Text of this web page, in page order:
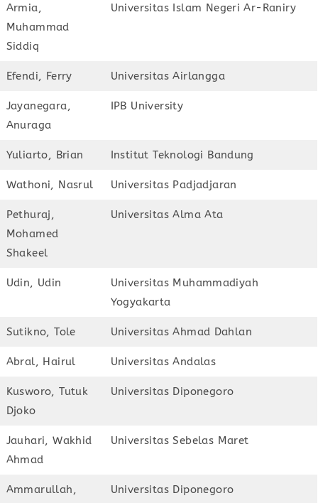
Armia,
Muhammad
Siddiq
Universitas Islam Negeri Ar-Raniry
Efendi, Ferry Universitas Airlangga
Jayanegara,
Anuraga
IPB University
Yuliarto, Brian Institut Teknologi Bandung
Wathoni, Nasrul Universitas Padjadjaran
Pethuraj,
Mohamed
Shakeel
Universitas Alma Ata
Udin, Udin
Universitas Muhammadiyah
Yogyakarta
Sutikno, Tole Universitas Ahmad Dahlan
Abral, Hairul Universitas Andalas
Kusworo, Tutuk
Djoko
Universitas Diponegoro
Jauhari, Wakhid
Ahmad
Universitas Sebelas Maret
Ammarullah,
Universitas Diponegoro